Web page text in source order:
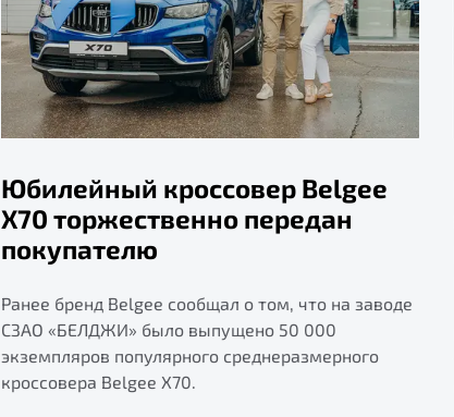
Юбилейный кроссовер Belgee
X70 торжественно передан
покупателю
Ранее бренд Belgee сообщал о том, что на заводе
СЗАО «БЕЛДЖИ» было выпущено 50 000
экземпляров популярного среднеразмерного
кроссовера Belgee X70.